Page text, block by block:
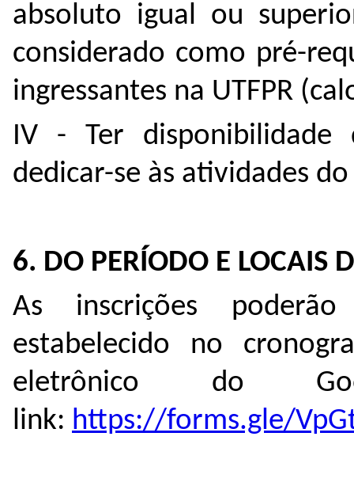
absoluto igual ou
considerado como pré-
ingressantes na UTFPR
IV - Ter disponibilidade
dedicar-se às atividades
6. DO PERÍODO E LOCAIS
As inscrições
estabelecido no
eletrônico do
link: https://forms.gle/